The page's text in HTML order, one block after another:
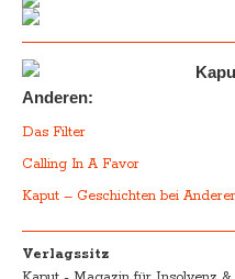
Anderen:
Das Filter
Calling In A Favor
Kaput – Geschichten bei
Verlagssitz